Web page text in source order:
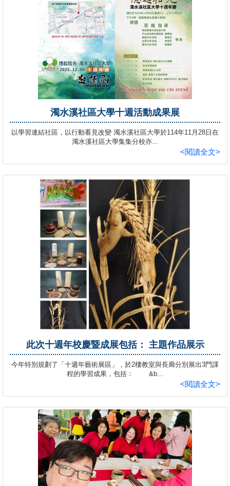
濁水溪社區大學十週活動成果展
以學習連結社區，以行動看見改變 濁水溪社區大學於114年11月28日在
濁水溪社區大學集集分校亦...
<閱讀全文>
此次十週年校慶暨成展包括： 主題作品展示
今年特別規劃了「十週年藝術展區」，於2樓教室與長廊分別展出3門課
程的學習成果，包括： &b...
<閱讀全文>